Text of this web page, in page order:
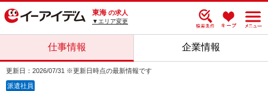
東海 の求人
▼エリア変更
仕事情報 企業情報
更新日：2026/07/31 ※更新日時点の最新情報です
派遣社員